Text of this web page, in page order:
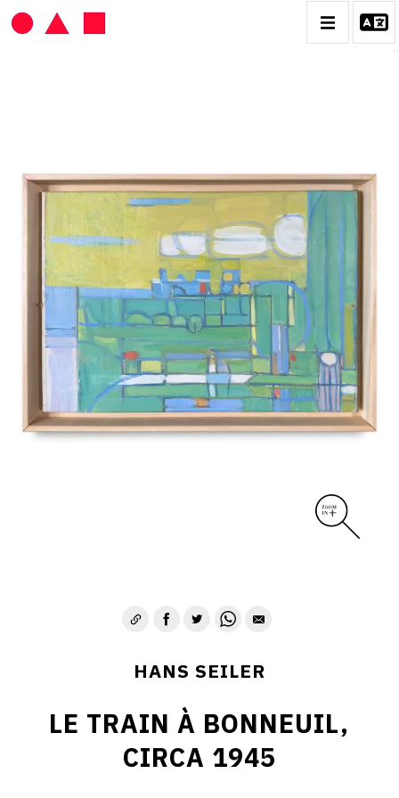
BIOGRAPHIE
CATALOGUE DES OEUVRES
VOL. 1 : LES PEINTURES
VOL. 2 : LES GOUACHES
VOL. 3 : CRAYONS DE COULEUR ET FUSAINS
CONTACT
HANS SEILER
LE TRAIN À BONNEUIL,
CIRCA 1945